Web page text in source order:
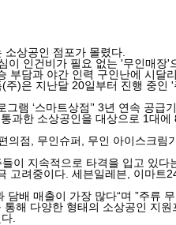
상공인 점포가 몰렸다.
인건비가 필요 없는 '무인매장'
부담과 야간 인력 구인난에 시달
)은 지난달 20일부터 진행 중
램 ‘스마트상점’' 3년 연속 공
과한 소상공인을 대상으로 1대
점, 무인슈퍼, 무인 아이스크
이 지속적으로 타격을 입고 있다
고려중이다. 세븐일레븐, 이마
배 매출이 가장 많다“며 ”주류
해 다양한 형태의 소상공인 지
.